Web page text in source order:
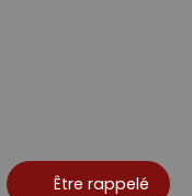
Être rappelé